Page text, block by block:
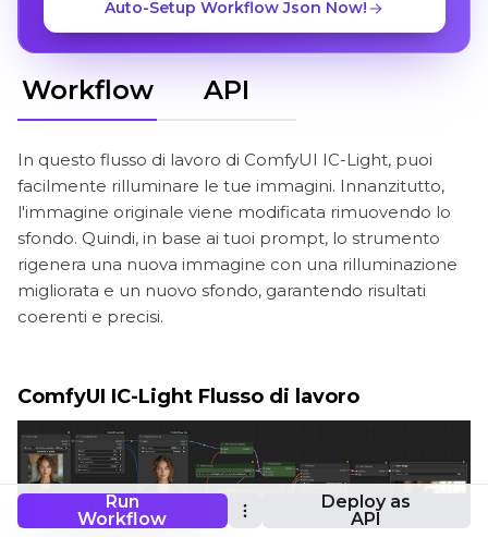
Run
Workflow
Deploy as
API
Auto-Setup Workflow Json Now!
Workflow API
In questo flusso di lavoro di ComfyUI IC-Light, puoi
facilmente rilluminare le tue immagini. Innanzitutto,
l'immagine originale viene modificata rimuovendo lo
sfondo. Quindi, in base ai tuoi prompt, lo strumento
rigenera una nuova immagine con una rilluminazione
migliorata e un nuovo sfondo, garantendo risultati
coerenti e precisi.
ComfyUI IC-Light Flusso di lavoro